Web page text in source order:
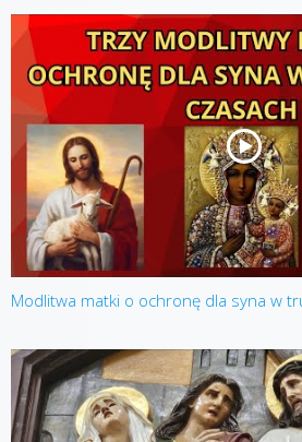
Modlitwa matki o ochronę dla syna w